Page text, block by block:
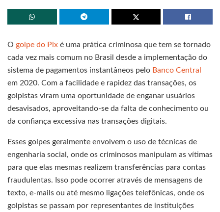
O golpe do Pix é uma prática criminosa que tem se tornado
cada vez mais comum no Brasil desde a implementação do
sistema de pagamentos instantâneos pelo Banco Central
em 2020. Com a facilidade e rapidez das transações, os
golpistas viram uma oportunidade de enganar usuários
desavisados, aproveitando-se da falta de conhecimento ou
da confiança excessiva nas transações digitais.
Esses golpes geralmente envolvem o uso de técnicas de
engenharia social, onde os criminosos manipulam as vítimas
para que elas mesmas realizem transferências para contas
fraudulentas. Isso pode ocorrer através de mensagens de
texto, e-mails ou até mesmo ligações telefônicas, onde os
golpistas se passam por representantes de instituições